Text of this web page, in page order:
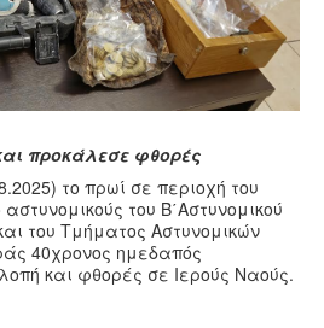
προκάλεσε φθορές
το πρωί σε περιοχή του
του Β΄Αστυνομικού
του Τμήματος Αστυνομικών
40χρονος ημεδαπός
και φθορές σε Ιερούς Ναούς.